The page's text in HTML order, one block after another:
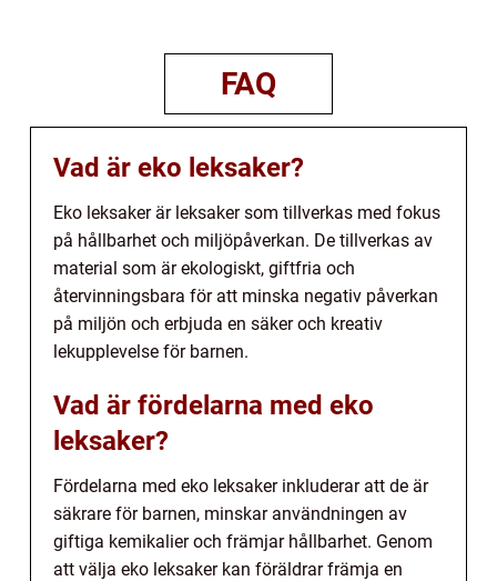
FAQ
Vad är eko leksaker?
Eko leksaker är leksaker som tillverkas med fokus
på hållbarhet och miljöpåverkan. De tillverkas av
material som är ekologiskt, giftfria och
återvinningsbara för att minska negativ påverkan
på miljön och erbjuda en säker och kreativ
lekupplevelse för barnen.
Vad är fördelarna med eko
leksaker?
Fördelarna med eko leksaker inkluderar att de är
säkrare för barnen, minskar användningen av
giftiga kemikalier och främjar hållbarhet. Genom
att välja eko leksaker kan föräldrar främja en